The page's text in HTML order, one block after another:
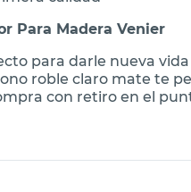
Para Madera Venier
para darle nueva
roble claro mate te
con retiro en el